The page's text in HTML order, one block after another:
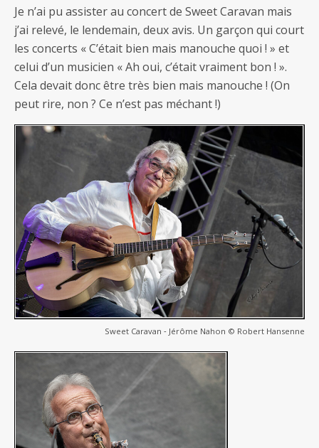
Je n’ai pu assister au concert de Sweet Caravan mais
j’ai relevé, le lendemain, deux avis. Un garçon qui court
les concerts « C’était bien mais manouche quoi ! » et
celui d’un musicien « Ah oui, c’était vraiment bon ! ».
Cela devait donc être très bien mais manouche ! (On
peut rire, non ? Ce n’est pas méchant !)
Sweet Caravan ‐ Jérôme Nahon © Robert Hansenne